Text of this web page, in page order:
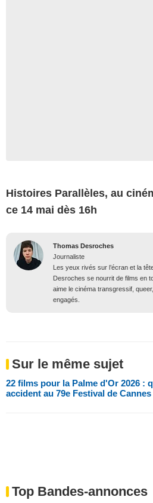
Histoires Parallèles, au
ce 14 mai dès 16h
Thomas Desroches
Journaliste
Les yeux rivés sur l’écran et la
Desroches se nourrit de films en
aime le cinéma transgressif,
engagés.
Sur le même sujet
22 films pour la Palme d'Or 2026 :
accident au 79e Festival de Cannes
Top Bandes-annonces